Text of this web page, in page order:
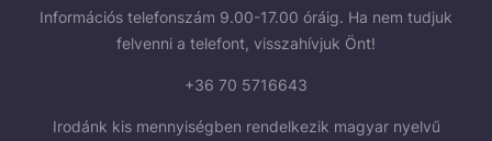
Információs telefonszám 9.00-17.00 óráig. Ha nem tudjuk
felvenni a telefont, visszahívjuk Önt!
+36 70 5716643
Irodánk kis mennyiségben rendelkezik magyar nyelvű